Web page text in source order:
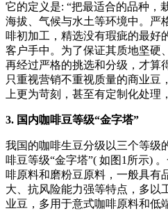
它的定义是: “把最适合的品种，
海拔、气候与水土等环境中。严
啡初加工，精选没有瑕疵的最好
客户手中。为了保证其质地坚硬
再经过严格的挑选和分级，才算
只重视营销不重视质量的商业豆
上更为苛刻，甚至有定制化处理
3. 国内咖啡豆等级“金字塔”
我国的咖啡生豆分级以三个等级
啡豆等级“金字塔”( 如图1所示)
啡原料和磨粉豆原料，一般具有
大、抗风险能力强等特点，多以
业豆，多用于意式咖啡原料和低